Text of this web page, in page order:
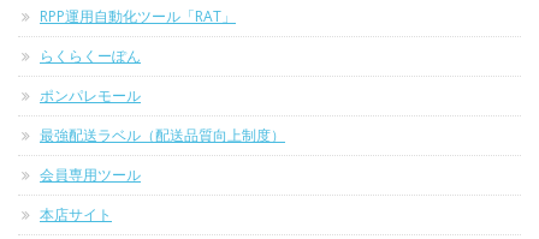
RPP運用自動化ツール「RAT」
らくらくーぽん
ポンパレモール
最強配送ラベル（配送品質向上制度）
会員専用ツール
本店サイト